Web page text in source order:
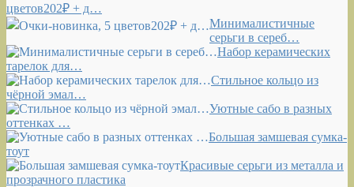
цветов202₽ + д…
Минималистичные
серьги в сереб…
Набор керамических
тарелок для…
Стильное кольцо из
чёрной эмал…
Уютные сабо в разных
оттенках …
Большая замшевая сумка-
тоут
Красивые серьги из металла и
прозрачного пластика